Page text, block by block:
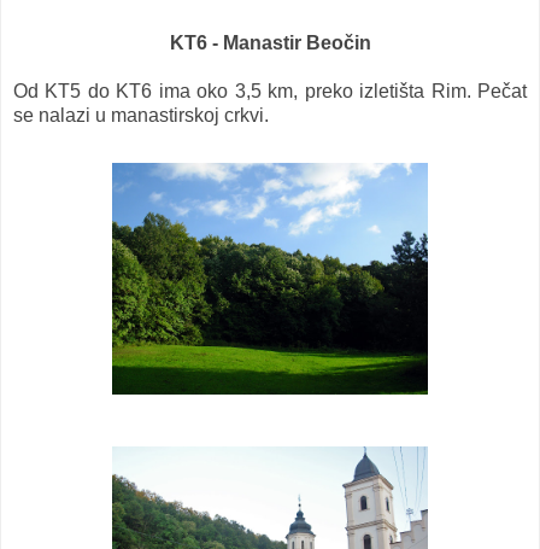
KT6 - Manastir Beočin
Od KT5 do KT6 ima oko 3,5 km, preko izletišta Rim. Pečat
se nalazi u manastirskoj crkvi.